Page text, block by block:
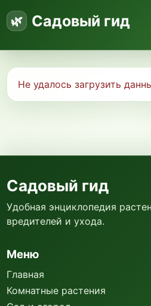
Садовый гид
Не удалось загрузить
Садовый гид
Удобная энциклопедия
вредителей и ухода.
Меню
Главная
Комнатные растения